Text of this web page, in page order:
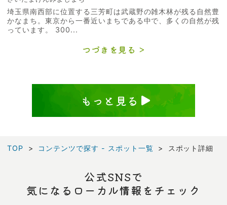
埼玉県南西部に位置する三芳町は武蔵野の雑木林が残る自然豊
かなまち。東京から一番近いまちである中で、多くの自然が残
っています。 300...
つづきを見る
もっと見る
TOP コンテンツで探す - スポット一覧 スポット詳細
公式SNSで
気になるローカル情報をチェック